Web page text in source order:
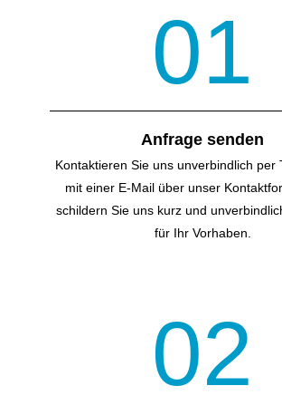
01
Anfrage senden
Kontaktieren Sie uns unverbindlich per
mit einer E-Mail über unser
schildern Sie uns kurz und
für Ihr Vorhaben.
02